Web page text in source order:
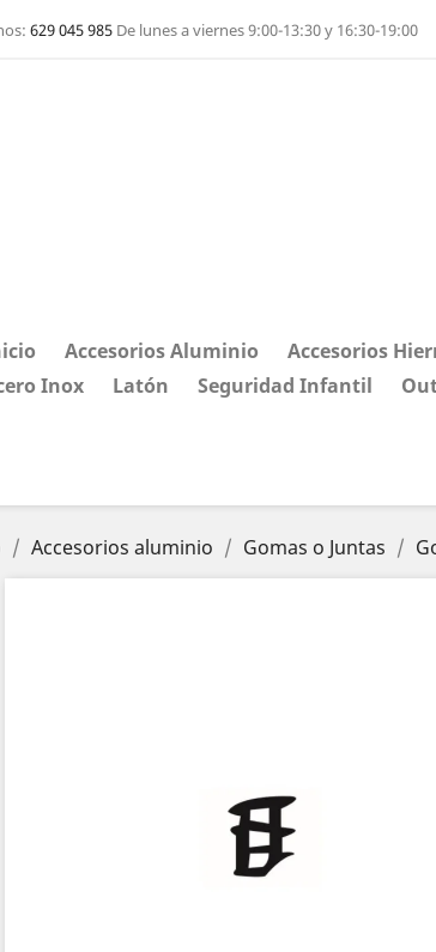
629 045 985 De lunes a viernes 9:00-13:30 y 16:30-19:00
Accesorios Aluminio Accesorios
Inox
Latón Seguridad Infantil
Accesorios aluminio Gomas o Juntas